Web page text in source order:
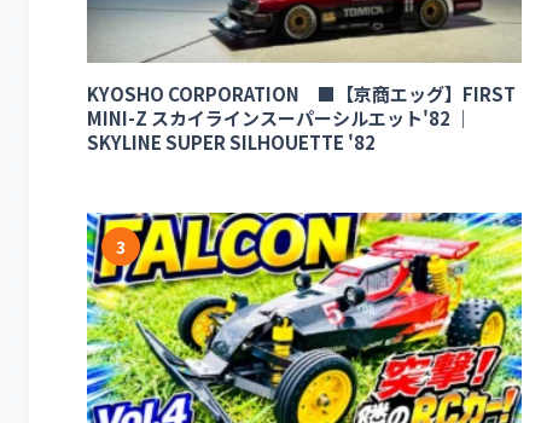
KYOSHO CORPORATION ■【京商エッグ】FIRST
MINI-Z スカイラインスーパーシルエット'82 ｜
SKYLINE SUPER SILHOUETTE '82
3